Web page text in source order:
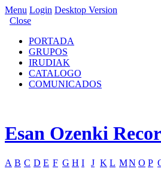
Menu Login Desktop Version
Close
PORTADA
GRUPOS
IRUDIAK
CATALOGO
COMUNICADOS
Esan Ozenki
A B C D E F G H I J K L MN O P